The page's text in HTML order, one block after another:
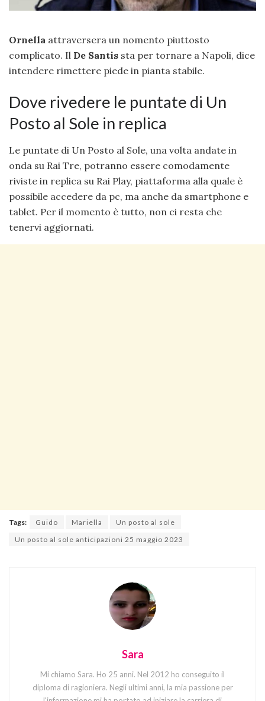
Ornella attraversera un nomento piuttosto
complicato. Il De Santis sta per tornare a Napoli, dice
intendere rimettere piede in pianta stabile.
Dove rivedere le puntate di Un
Posto al Sole in replica
Le puntate di Un Posto al Sole, una volta andate in
onda su Rai Tre, potranno essere comodamente
riviste in replica su Rai Play, piattaforma alla quale è
possibile accedere da pc, ma anche da smartphone e
tablet. Per il momento è tutto, non ci resta che
tenervi aggiornati.
Tags: Guido Mariella
Un posto al sole
Un posto al sole anticipazioni 25 maggio 2023
Sara
Mi chiamo Sara. Ho 25 anni. Nel 2012 ho conseguito il
diploma di ragioniera. Negli ultimi anni, la mia passione per